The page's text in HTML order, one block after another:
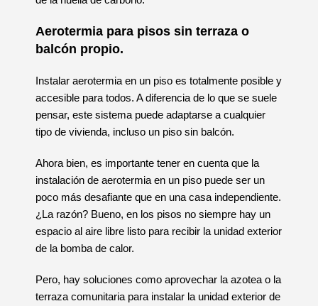
Aerotermia para pisos sin terraza o
balcón propio.
Instalar aerotermia en un piso es totalmente posible y
accesible para todos. A diferencia de lo que se suele
pensar, este sistema puede adaptarse a cualquier
tipo de vivienda, incluso un piso sin balcón.
Ahora bien, es importante tener en cuenta que la
instalación de aerotermia en un piso puede ser un
poco más desafiante que en una casa independiente.
¿La razón? Bueno, en los pisos no siempre hay un
espacio al aire libre listo para recibir la unidad exterior
de la bomba de calor.
Pero, hay soluciones como aprovechar la azotea o la
terraza comunitaria para instalar la unidad exterior de